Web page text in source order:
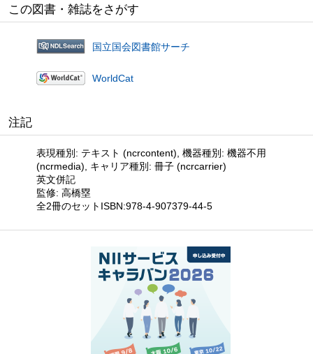
この図書・雑誌をさがす
国立国会図書館サーチ
WorldCat
注記
表現種別: テキスト (ncrcontent), 機器種別: 機器不用
(ncrmedia), キャリア種別: 冊子 (ncrcarrier)
英文併記
監修: 高橋塁
全2冊のセットISBN:978-4-907379-44-5